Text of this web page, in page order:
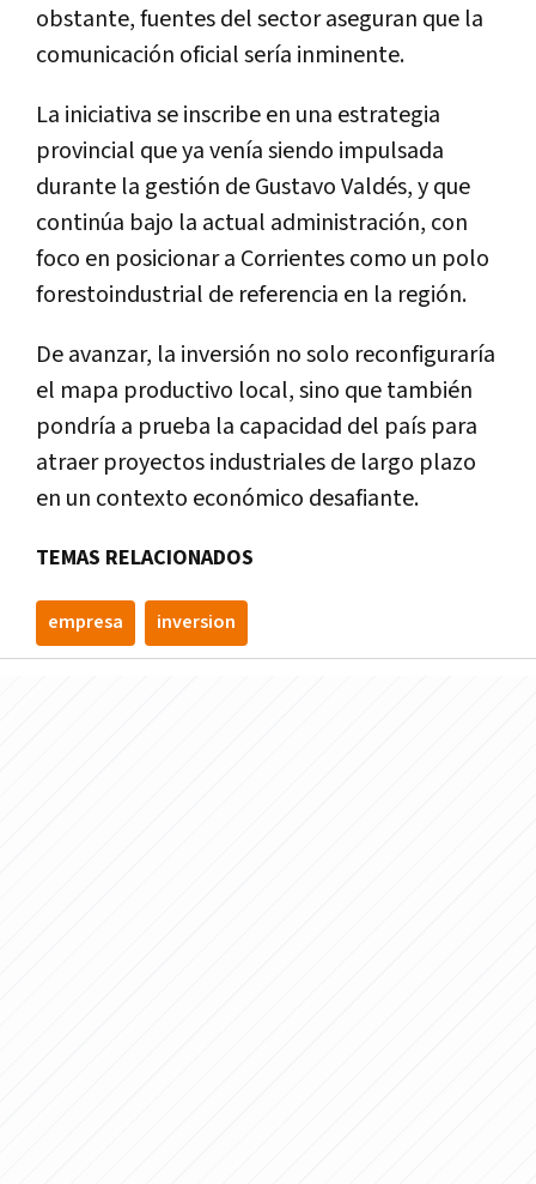
obstante, fuentes del sector aseguran que la
comunicación oficial sería inminente.
La iniciativa se inscribe en una estrategia
provincial que ya venía siendo impulsada
durante la gestión deGustavo Valdés, y que
continúa bajo la actual administración, con
foco en posicionar a Corrientes como un polo
forestoindustrial de referencia en la región.
De avanzar, la inversión no solo reconfiguraría
el mapa productivo local, sino que también
pondría a prueba la capacidad del país para
atraer proyectos industriales de largo plazo
en un contexto económico desafiante.
TEMAS RELACIONADOS
empresa inversion